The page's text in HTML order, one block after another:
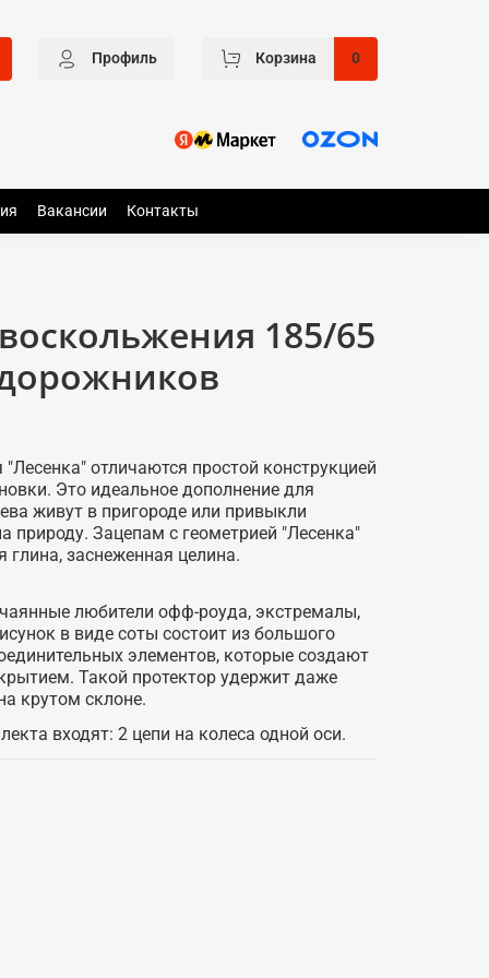
Профиль Корзина 0
Вакансии Контакты
185/65
отличаются простой конструкцией
Это идеальное дополнение для
живут в пригороде или привыкли
Зацепам с геометрией "Лесенка"
заснеженная целина.
любители офф-роуда, экстремалы,
в виде соты состоит из большого
элементов, которые создают
Такой протектор удержит даже
крутом склоне.
входят: 2 цепи на колеса одной оси.